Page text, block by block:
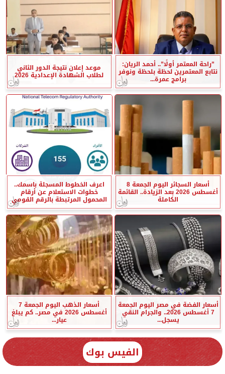
”راحة المعتمر أولًا”.. أحمد الريان:
نتابع المعتمرين لحظة بلحظة ونوفر
برامج عمرة...
موعد إعلان نتيجة الدور الثاني
لطلاب الشهادة الإعدادية 2026
أسعار السجائر اليوم الجمعة 8
أغسطس 2026 بعد الزيادة.. القائمة
الكاملة
اعرف الخطوط المسجلة باسمك..
خطوات الاستعلام عن أرقام
المحمول المرتبطة بالرقم القومي
أسعار الفضة في مصر اليوم الجمعة
7 أغسطس 2026.. والجرام النقي
يسجل...
أسعار الذهب اليوم الجمعة 7
أغسطس 2026 في مصر.. كم يبلغ
عيار...
الفيس بوك